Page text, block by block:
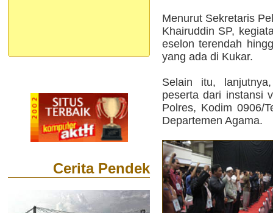
Cerita Pendek
Menurut Sekretaris
Khairuddin SP,
eselon terendah
yang ada di Kukar.
Selain itu,
peserta dari instansi
Polres, Kodim 0906/
Departemen Agama.